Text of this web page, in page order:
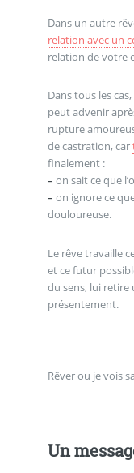
Dans un autre
relation avec un
relation de votre
Dans tous les
peut advenir
rupture
de castration, car
finalement :
– on sait ce que
– on ignore ce
douloureuse.
Le rêve travaille
et ce futur
du sens, lui retire
présentement.
Rêver ou je vois
Un